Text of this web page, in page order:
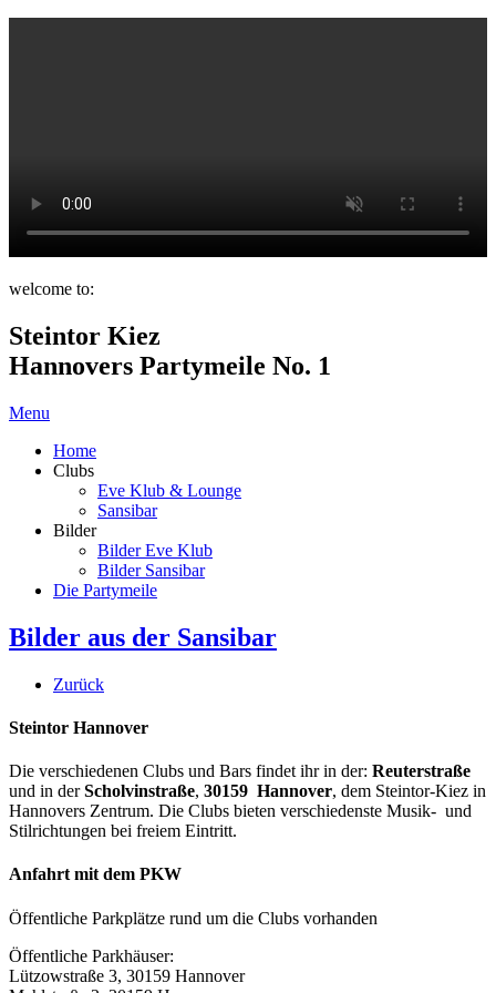
welcome to:
Steintor Kiez
Hannovers Partymeile No. 1
Menu
Home
Clubs
Eve Klub & Lounge
Sansibar
Bilder
Bilder Eve Klub
Bilder Sansibar
Die Partymeile
Bilder aus der Sansibar
Zurück
Steintor Hannover
Die verschiedenen Clubs und Bars findet ihr in der: Reuterstraße
und in derScholvinstraße, 30159 Hannover, dem Steintor-Kiez in
Hannovers Zentrum. Die Clubs bieten verschiedenste Musik- und
Stilrichtungen bei freiem Eintritt.
Anfahrt mit dem PKW
Öffentliche Parkplätze rund um die Clubs vorhanden
Öffentliche Parkhäuser:
Lützowstraße 3, 30159 Hannover